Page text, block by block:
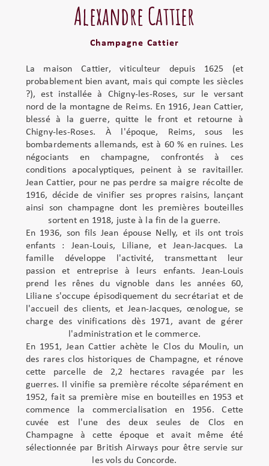
Alexandre Cattier
Champagne Cattier
La maison Cattier, viticulteur depuis 1625 (et
probablement bien avant, mais qui compte les siècles
?), est installée à Chigny-les-Roses, sur le versant
nord de la montagne de Reims. En 1916, Jean Cattier,
blessé à la guerre, quitte le front et retourne à
Chigny-les-Roses. À l'époque, Reims, sous les
bombardements allemands, est à 60 % en ruines. Les
négociants en champagne, confrontés à ces
conditions apocalyptiques, peinent à se ravitailler.
Jean Cattier, pour ne pas perdre sa maigre récolte de
1916, décide de vinifier ses propres raisins, lançant
ainsi son champagne dont les premières bouteilles
sortent en 1918, juste à la fin de la guerre.
En 1936, son fils Jean épouse Nelly, et ils ont trois
enfants : Jean-Louis, Liliane, et Jean-Jacques. La
famille développe l'activité, transmettant leur
passion et entreprise à leurs enfants. Jean-Louis
prend les rênes du vignoble dans les années 60,
Liliane s'occupe épisodiquement du secrétariat et de
l'accueil des clients, et Jean-Jacques, œnologue, se
charge des vinifications dès 1971, avant de gérer
l'administration et le commerce.
En 1951, Jean Cattier achète le Clos du Moulin, un
des rares clos historiques de Champagne, et rénove
cette parcelle de 2,2 hectares ravagée par les
guerres. Il vinifie sa première récolte séparément en
1952, fait sa première mise en bouteilles en 1953 et
commence la commercialisation en 1956. Cette
cuvée est l'une des deux seules de Clos en
Champagne à cette époque et avait même été
sélectionnée par British Airways pour être servie sur
les vols du Concorde.